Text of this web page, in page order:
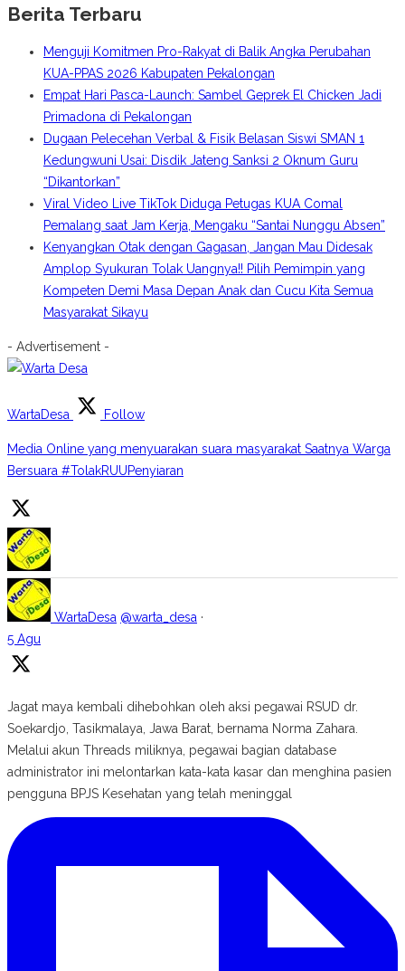
Berita Terbaru
Menguji Komitmen Pro-Rakyat di Balik Angka Perubahan
KUA-PPAS 2026 Kabupaten Pekalongan
Empat Hari Pasca-Launch: Sambel Geprek El Chicken Jadi
Primadona di Pekalongan
Dugaan Pelecehan Verbal & Fisik Belasan Siswi SMAN 1
Kedungwuni Usai: Disdik Jateng Sanksi 2 Oknum Guru
“Dikantorkan”
Viral Video Live TikTok Diduga Petugas KUA Comal
Pemalang saat Jam Kerja, Mengaku “Santai Nunggu Absen”
Kenyangkan Otak dengan Gagasan, Jangan Mau Didesak
Amplop Syukuran Tolak Uangnya!! Pilih Pemimpin yang
Kompeten Demi Masa Depan Anak dan Cucu Kita Semua
Masyarakat Sikayu
- Advertisement -
WartaDesa Follow
Media Online yang menyuarakan suara masyarakat Saatnya Warga
Bersuara #TolakRUUPenyiaran
WartaDesa @warta_desa ·
5 Agu
Jagat maya kembali dihebohkan oleh aksi pegawai RSUD dr.
Soekardjo, Tasikmalaya, Jawa Barat, bernama Norma Zahara.
Melalui akun Threads miliknya, pegawai bagian database
administrator ini melontarkan kata-kata kasar dan menghina pasien
pengguna BPJS Kesehatan yang telah meninggal